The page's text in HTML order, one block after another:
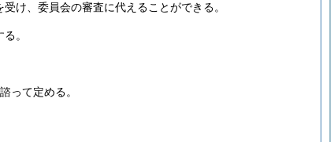
け、委員会の審査に代えることができる。
。
って定める。